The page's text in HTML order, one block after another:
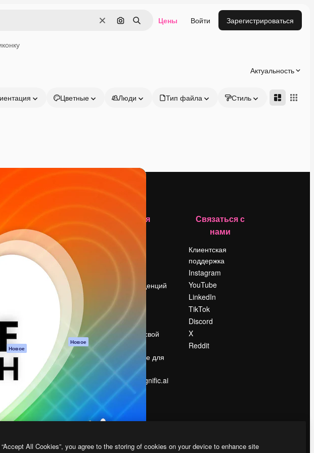
ОчиститьПоиск по изображению
Поиск Цены Войти Зарегистрироваться
Актуальность
Цветные Люди Тип файла Стиль Адвансд
Новое
Academy
Документация по
Пакету ИИ
Служба
поддержки
Условия и
положения
конфиденциальности
Оригиналы Новое
Политика файлов
cookie
Центр доверия
Партнеры
Предприятие
Компания
Поиск тенденций
Блог
События
Slidesgo
Продайте свой
контент
Помещение для
прессы
Ищете magnific.ai
Связаться с
нами
Клиентская
поддержка
Instagram
YouTube
LinkedIn
TikTok
Discord
X
Reddit
All Cookies”, you agree to the storing of cookies on your device to enhance site